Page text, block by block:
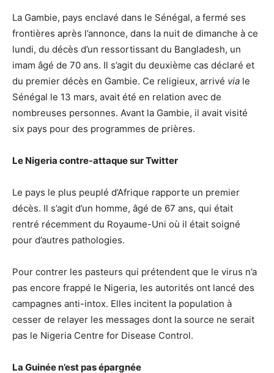
La Gambie, pays enclavé dans le Sénégal, a fermé ses
frontières après l’annonce, dans la nuit de dimanche à ce
lundi, du décès d’un ressortissant du Bangladesh, un
imam âgé de 70 ans. Il s’agit du deuxième cas déclaré et
du premier décès en Gambie. Ce religieux, arrivé via le
Sénégal le 13 mars, avait été en relation avec de
nombreuses personnes. Avant la Gambie, il avait visité
six pays pour des programmes de prières.
Le Nigeria contre-attaque sur Twitter
Le pays le plus peuplé d’Afrique rapporte un premier
décès. Il s’agit d’un homme, âgé de 67 ans, qui était
rentré récemment du Royaume-Uni où il était soigné
pour d’autres pathologies.
Pour contrer les pasteurs qui prétendent que le virus n’a
pas encore frappé le Nigeria, les autorités ont lancé des
campagnes anti-intox. Elles incitent la population à
cesser de relayer les messages dont la source ne serait
pas le Nigeria Centre for Disease Control.
La Guinée n’est pas épargnée